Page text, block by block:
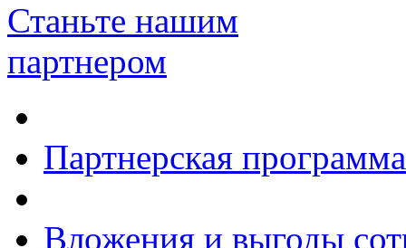
Станьте нашим
партнером
Партнерская программа
Вложения и выгоды